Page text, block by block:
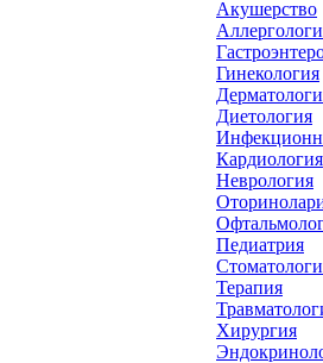
Акушерство
Гинекология
Диетология
Кардиология
Неврология
Педиатрия
Терапия
Хирургия